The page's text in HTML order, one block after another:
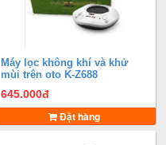
Máy lọc không khí và khử
mùi trên oto K-Z688
645.000đ
Đặt hàng